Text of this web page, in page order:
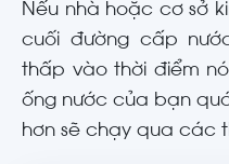
Nếu nhà hoặc cơ sở
cuối đường cấp
thấp vào thời điểm
ống nước của bạn
hơn sẽ chạy qua các